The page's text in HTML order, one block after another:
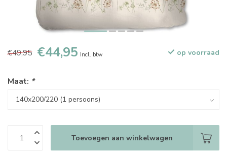
€49,95 €44,95 Incl. btw op voorraad
Maat: *
Toevoegen aan winkelwagen